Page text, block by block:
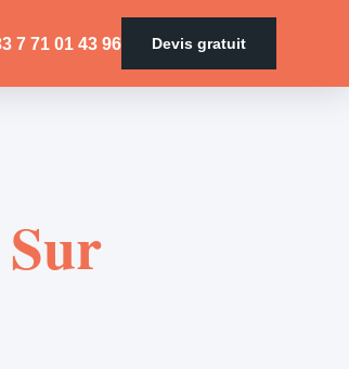
7 71 01 43 96 Devis gratuit